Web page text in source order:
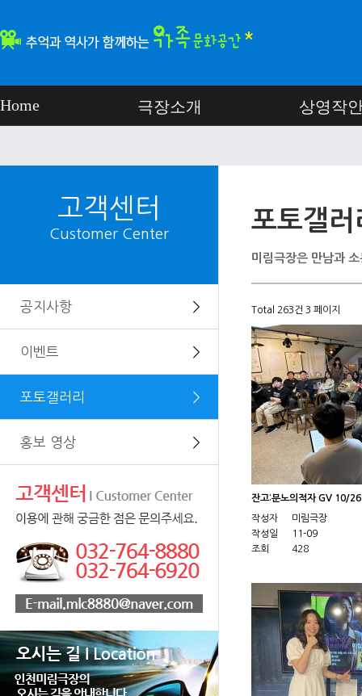
Home 극장소개 상영작
고객센터
Customer Center
공지사항 ＞
이벤트 ＞
포토갤러리 ＞
홍보 영상 ＞
포토갤러
미림극장은 만남과
Total 263건 3 페이지
잔고:분노의적자 GV 10/
작성자
미림극장
작성일
11-09
조회
428